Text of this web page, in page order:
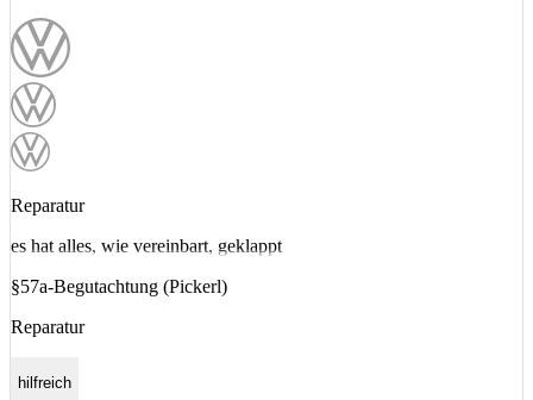
Reparatur
es hat alles, wie vereinbart, geklappt
§57a-Begutachtung (Pickerl)
Reparatur
hilfreich